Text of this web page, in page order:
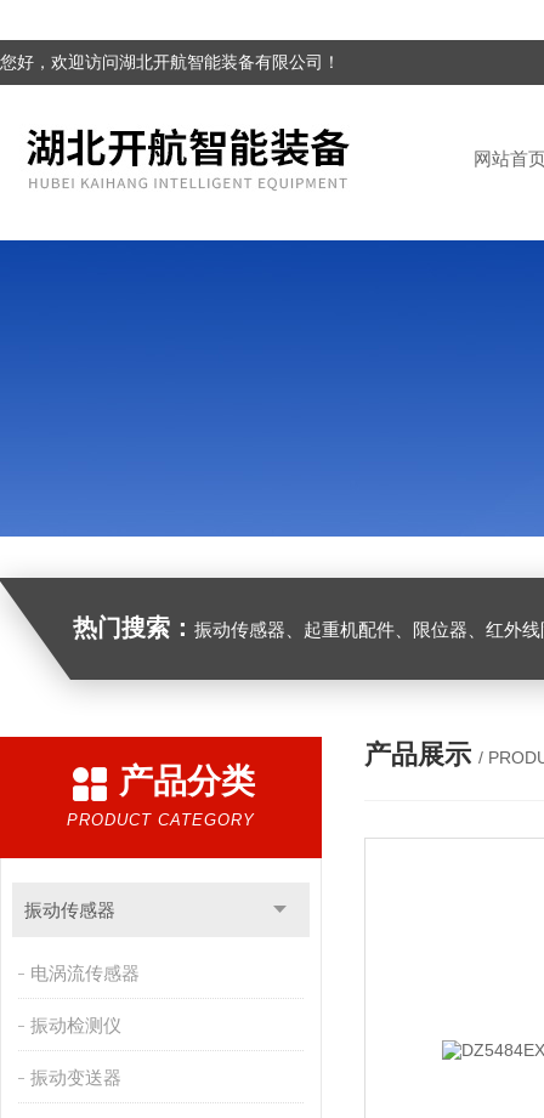
您好，欢迎访问湖北开航智能装备有限公司！
网站首
热门搜索： 振动传感器、起重机配件、限位器、红外线防撞器
产品分类
PRODUCT CATEGORY
振动传感器
电涡流传感器
振动检测仪
振动变送器
产品展示 /